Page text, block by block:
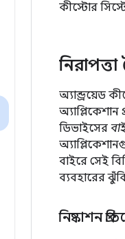
কীস্টোর
নিরাপত্তা
অ্যান্ড্রয়েড
ডিভাইসের
বাইরে সেই
ব্যবহারের
নিষ্কাশন